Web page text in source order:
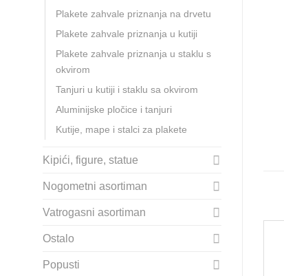
Plakete zahvale priznanja na drvetu
Plakete zahvale priznanja u kutiji
Plakete zahvale priznanja u staklu s
okvirom
Tanjuri u kutiji i staklu sa okvirom
Aluminijske pločice i tanjuri
Kutije, mape i stalci za plakete
Kipići, figure, statue
Nogometni asortiman
Vatrogasni asortiman
Ostalo
Popusti